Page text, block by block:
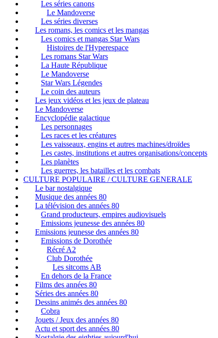
Les séries canons
Le Mandoverse
Les séries diverses
Les romans, les comics et les mangas
Les comics et mangas Star Wars
Histoires de l'Hyperespace
Les romans Star Wars
La Haute République
Le Mandoverse
Star Wars Légendes
Le coin des auteurs
Les jeux vidéos et les jeux de plateau
Le Mandoverse
Encyclopédie galactique
Les personnages
Les races et les créatures
Les vaisseaux, engins et autres machines/droïdes
Les castes, institutions et autres organisations/concepts
Les planètes
Les guerres, les batailles et les combats
CULTURE POPULAIRE / CULTURE GENERALE
Le bar nostalgique
Musique des années 80
La télévision des années 80
Grand producteurs, empires audiovisuels
Emissions jeunesse des années 80
Emissions jeunesse des années 80
Emissions de Dorothée
Récré A2
Club Dorothée
Les sitcoms AB
En dehors de la France
Films des années 80
Séries des années 80
Dessins animés des années 80
Cobra
Jouets / Jeux des années 80
Actu et sport des années 80